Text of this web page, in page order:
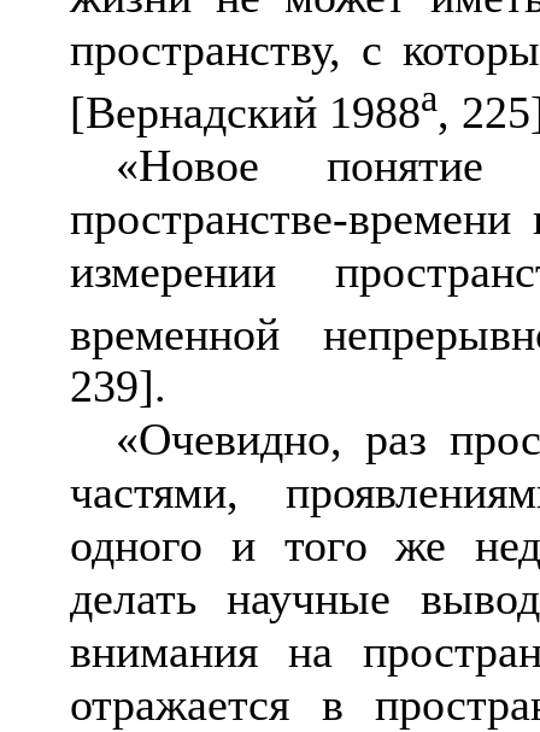
пространству, с
[Вернадский 1988а,
«Новое
пространстве-
измерении
временной
239].
«Очевидно, раз
частями,
одного и того же
делать научные
внимания на
отражается в